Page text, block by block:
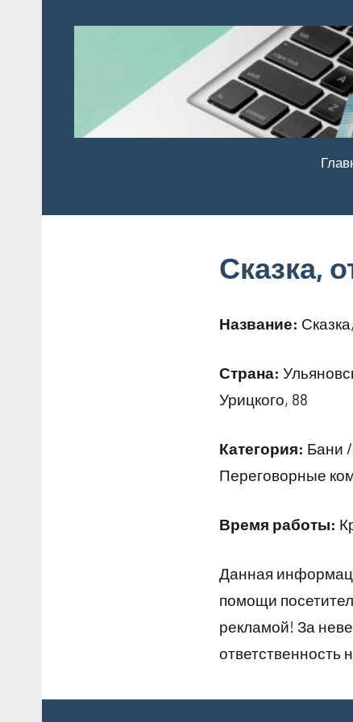
Сказка,
Название:
Страна:
Урицкого, 88
Категория: Бани
Переговорные
Время работы:
Данная
помощи
рекламой! За
ответственность